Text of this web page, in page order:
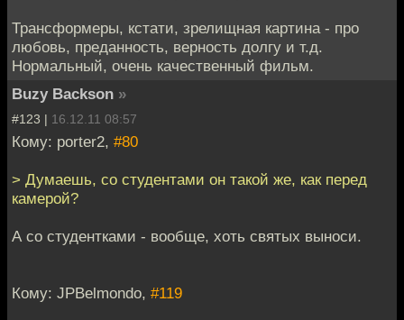
Трансформеры, кстати, зрелищная картина - про
любовь, преданность, верность долгу и т.д.
Нормальный, очень качественный фильм.
Buzy Backson »
#123 | 16.12.11 08:57
Кому: porter2, #80
> Думаешь, со студентами он такой же, как перед
камерой?
А со студентками - вообще, хоть святых выноси.
Кому: JPBelmondo, #119